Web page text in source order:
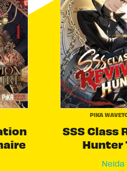
PIKA
SSS Class
Hunter
Neida